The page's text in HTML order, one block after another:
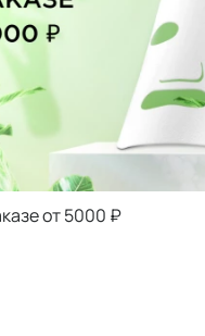
от 5000 ₽